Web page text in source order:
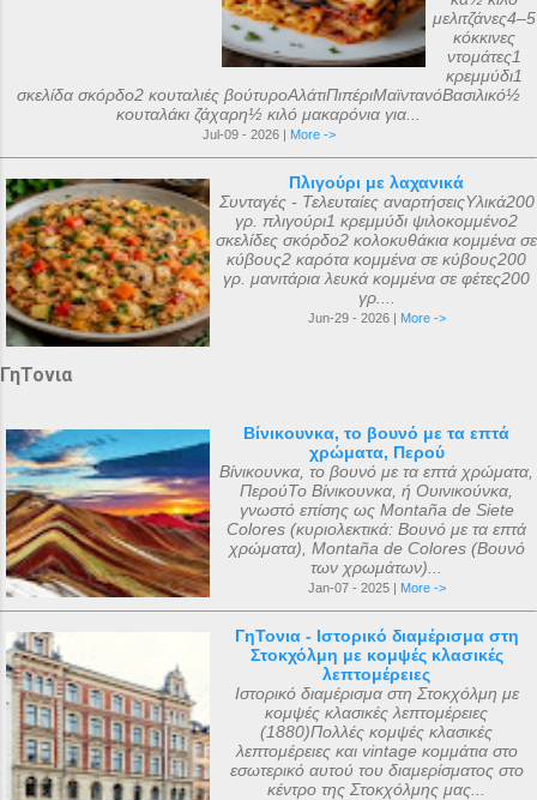
μελιτζάνες4–5
κόκκινες
ντομάτες1
κρεμμύδι1
σκελίδα σκόρδο2 κουταλιές βούτυροΑλάτιΠιπέριΜαϊντανόΒασιλικό½
κουταλάκι ζάχαρη½ κιλό μακαρόνια για...
Jul-09 - 2026 | More ->
Πλιγούρι με λαχανικά
Συνταγές - Τελευταίες αναρτήσειςΥλικά200
γρ. πλιγούρι1 κρεμμύδι ψιλοκομμένο2
σκελίδες σκόρδο2 κολοκυθάκια κομμένα σε
κύβους2 καρότα κομμένα σε κύβους200
γρ. μανιτάρια λευκά κομμένα σε φέτες200
γρ....
Jun-29 - 2026 | More ->
ΓηΤονια
Βίνικουνκα, το βουνό με τα επτά
χρώματα, Περού
Βίνικουνκα, το βουνό με τα επτά χρώματα,
ΠερούΤο Βίνικουνκα, ή Ουινικούνκα,
γνωστό επίσης ως Montaña de Siete
Colores (κυριολεκτικά: Βουνό με τα επτά
χρώματα), Montaña de Colores (Βουνό
των χρωμάτων)...
Jan-07 - 2025 | More ->
ΓηΤονια - Ιστορικό διαμέρισμα στη
Στοκχόλμη με κομψές κλασικές
λεπτομέρειες
Ιστορικό διαμέρισμα στη Στοκχόλμη με
κομψές κλασικές λεπτομέρειες
(1880)Πολλές κομψές κλασικές
λεπτομέρειες και vintage κομμάτια στο
εσωτερικό αυτού του διαμερίσματος στο
κέντρο της Στοκχόλμης μας...